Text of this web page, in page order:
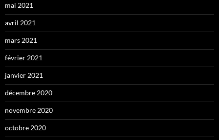
mai 2021
avril 2021
mars 2021
février 2021
janvier 2021
décembre 2020
novembre 2020
octobre 2020